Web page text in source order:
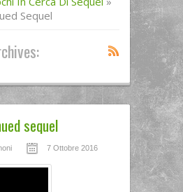
Sequel
sequel
7 Ottobre 2016